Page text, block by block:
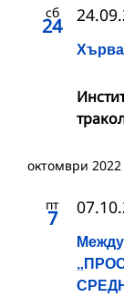
сб
24
октомври 2022
пт
7